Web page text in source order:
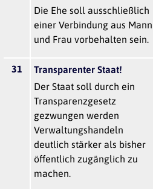
Die Ehe soll ausschließlich
einer Verbindung aus Mann
und Frau vorbehalten sein.
31
Transparenter Staat!
Der Staat soll durch ein
Transparenzgesetz
gezwungen werden
Verwaltungshandeln
deutlich stärker als bisher
öffentlich zugänglich zu
machen.